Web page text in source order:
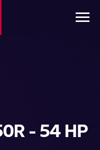
- 54 HP